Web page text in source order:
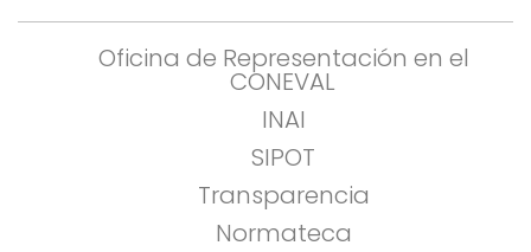
Oficina de Representación en el
CONEVAL
INAI
SIPOT
Transparencia
Normateca